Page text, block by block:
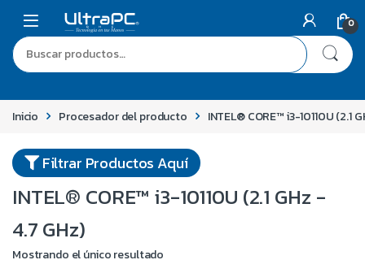
0
Inicio Procesador del producto INTEL® CORE™ i3-10110U (2.1
Filtrar Productos Aquí
INTEL® CORE™ i3-10110U (2.1 GHz -
4.7 GHz)
Mostrando el único resultado